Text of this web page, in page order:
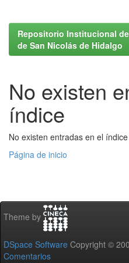
Repositorio Institucional
de San Nicolás de Hidalgo
No existen
índice
No existen entradas en el
Página de inicio
Theme by
DSpace Software Copyright ©
Comentarios